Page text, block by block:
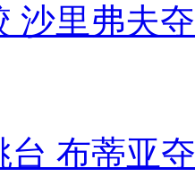
沙里弗夫
台 布蒂亚